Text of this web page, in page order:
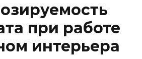
при работе
интерьера